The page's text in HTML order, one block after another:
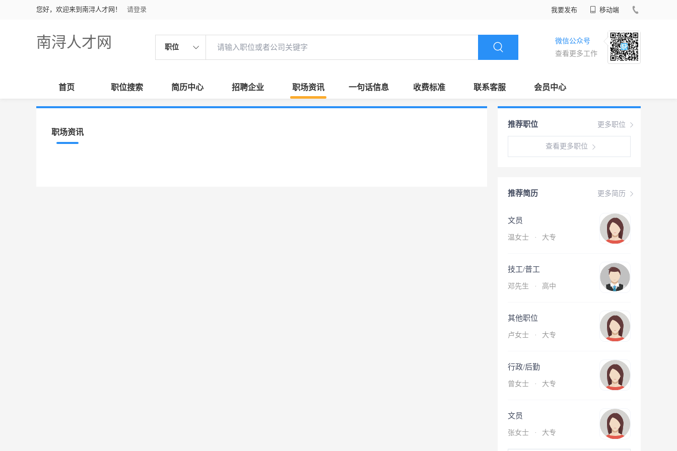
您好，欢迎来到南浔人才网！ 请登录 我要发布 移动端
南浔人才网 职位
微信公众号
查看更多工作
首页 职位搜索 简历中心 招聘企业 职场资讯 一句话信息 收费标准 联系客服 会员中心
职场资讯
更多职位
推荐职位
查看更多职位
更多简历
推荐简历
文员
温女士 · 大专
技工/普工
邓先生 · 高中
其他职位
卢女士 · 大专
行政/后勤
曾女士 · 大专
文员
张女士 · 大专